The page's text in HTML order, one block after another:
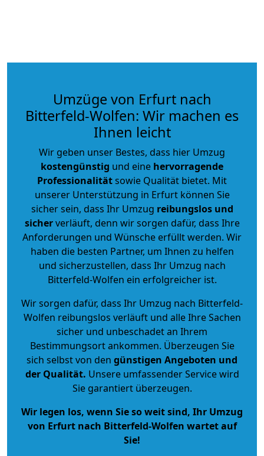
Umzüge von Erfurt nach
Bitterfeld-Wolfen: Wir machen es
Ihnen leicht
Wir geben unser Bestes, dass hier Umzug
kostengünstig und eine hervorragende
Professionalitätsowie Qualität bietet. Mit
unserer Unterstützung in Erfurt können Sie
sicher sein, dass Ihr Umzug reibungslos und
sicherverläuft, denn wir sorgen dafür, dass Ihre
Anforderungen und Wünsche erfüllt werden. Wir
haben die besten Partner, um Ihnen zu helfen
und sicherzustellen, dass Ihr Umzug nach
Bitterfeld-Wolfen ein erfolgreicher ist.
Wir sorgen dafür, dass Ihr Umzug nach Bitterfeld-
Wolfen reibungslos verläuft und alle Ihre Sachen
sicher und unbeschadet an Ihrem
Bestimmungsort ankommen. Überzeugen Sie
sich selbst von den günstigen Angeboten und
der Qualität. Unsere umfassender Service wird
Sie garantiert überzeugen.
Wir legen los, wenn Sie so weit sind, Ihr Umzug
von Erfurt nach Bitterfeld-Wolfen wartet auf
Sie!